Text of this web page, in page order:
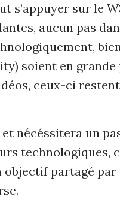
s’appuyer sur le
aucun pas
soient en
ceux-ci
nécéssitera un
technologiques,
partagé